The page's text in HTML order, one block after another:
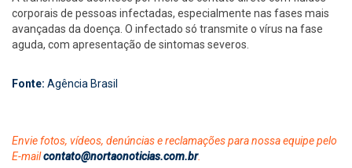
corporais de pessoas infectadas, especialmente nas fases mais
avançadas da doença. O infectado só transmite o vírus na fase
aguda, com apresentação de sintomas severos.
Fonte: Agência Brasil
Envie fotos, vídeos, denúncias e reclamações para nossa equipe pelo
E-mailcontato@nortaonoticias.com.br.